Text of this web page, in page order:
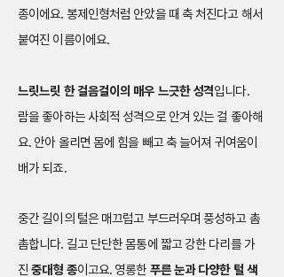
종이에요. 봉제인형처럼 안았을 때 축 처진다고 해서
붙여진 이름이에요.
느릿느릿 한 걸음걸이의 매우 느긋한 성격입니다.
람을 좋아하는 사회적 성격으로 안겨 있는 걸 좋아해
요. 안아 올리면 몸에 힘을 빼고 축 늘어져 귀여움이
배가 되죠.
중간 길이의 털은 매끄럽고 부드러우며 풍성하고 촘
촘합니다. 길고 단단한 몸통에 짧고 강한 다리를 가
진중대형 종이고요. 영롱한 푸른 눈과 다양한 털 색